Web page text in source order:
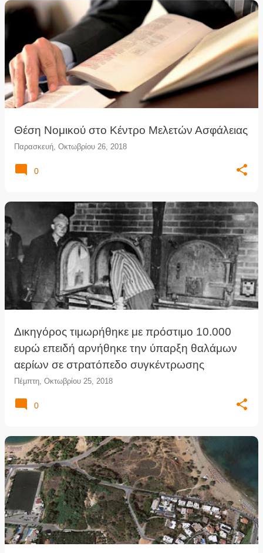
Θέση Νομικού στο Κέντρο Μελετών Ασφάλειας
Παρασκευή, Οκτωβρίου 26, 2018
0
Δικηγόρος τιμωρήθηκε με πρόστιμο 10.000
ευρώ επειδή αρνήθηκε την ύπαρξη θαλάμων
αερίων σε στρατόπεδο συγκέντρωσης
Πέμπτη, Οκτωβρίου 25, 2018
0